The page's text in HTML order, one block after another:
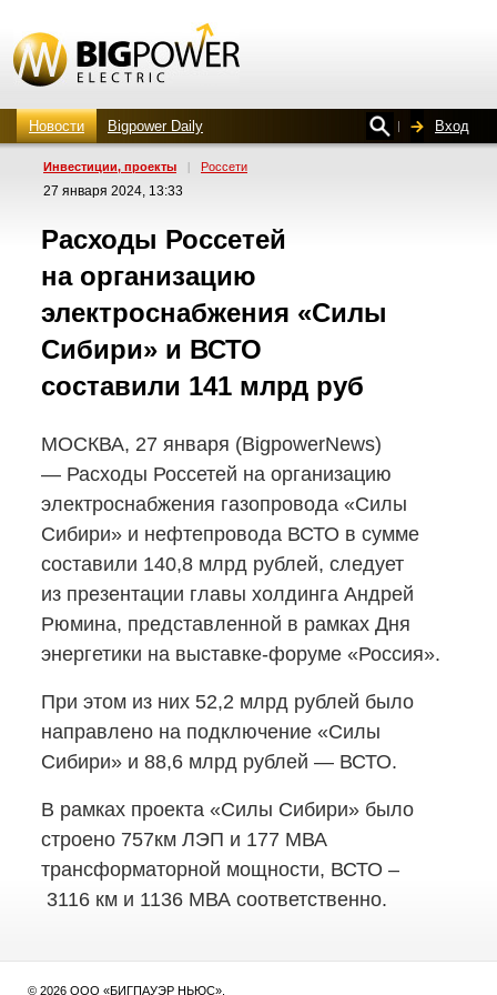
Новости Bigpower Daily Вход
Инвестиции, проекты | Россети
27 января 2024, 13:33
Расходы Россетей
на организацию
электроснабжения «Силы
Сибири» и ВСТО
составили 141 млрд руб
МОСКВА, 27 января (BigpowerNews)
— Расходы Россетей на организацию
электроснабжения газопровода «Силы
Сибири» и нефтепровода ВСТО в сумме
составили 140,8 млрд рублей, следует
из презентации главы холдинга Андрей
Рюмина, представленной в рамках Дня
энергетики на выставке-форуме «Россия».
При этом из них 52,2 млрд рублей было
направлено на подключение «Силы
Сибири» и 88,6 млрд рублей — ВСТО.
В рамках проекта «Силы Сибири» было
строено 757км ЛЭП и 177 МВА
трансформаторной мощности, ВСТО –
3116 км и 1136 МВА соответственно.
© 2026 ООО «БИГПАУЭР НЬЮС».